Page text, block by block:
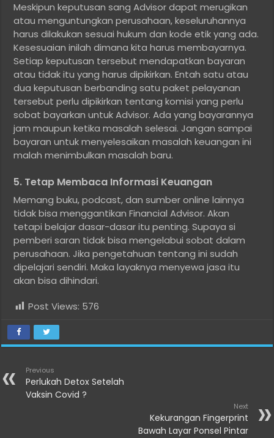
Meskipun keputusan sang Advisor dapat merugikan
atau menguntungkan perusahaan, keseluruhannya
harus dilakukan sesuai hukum dan kode etik yang ada.
Kesesuaian inilah dimana kita harus membayarnya.
Setiap keputusan tersebut mendapatkan bayaran
atau tidak itu yang harus dipikirkan. Entah satu atau
dua keputusan berbanding satu paket pelayanan
tersebut perlu dipikirkan tentang komisi yang perlu
sobat bayarkan untuk Advisor. Ada yang bayarannya
jam maupun ketika masalah selesai. Jangan sampai
bayaran untuk menyelesaikan masalah keuangan ini
malah menimbulkan masalah baru.
5. Tetap Membaca Informasi Keuangan
Memang buku, podcast, dan sumber online lainnya
tidak bisa menggantikan Financial Advisor. Akan
tetapi belajar dasar-dasar itu penting. Supaya si
pemberi saran tidak bisa mengelabui sobat dalam
perusahaan. Jika pengetahuan tentang ini sudah
dipelajari sendiri. Maka layaknya menyewa jasa itu
akan bisa dihindari.
Post Views: 576
Previous
Perlukah Detox Setelah
Vaksin Covid ?
Next
Kekurangan Fingerprint
Bawah Layar Ponsel Pintar